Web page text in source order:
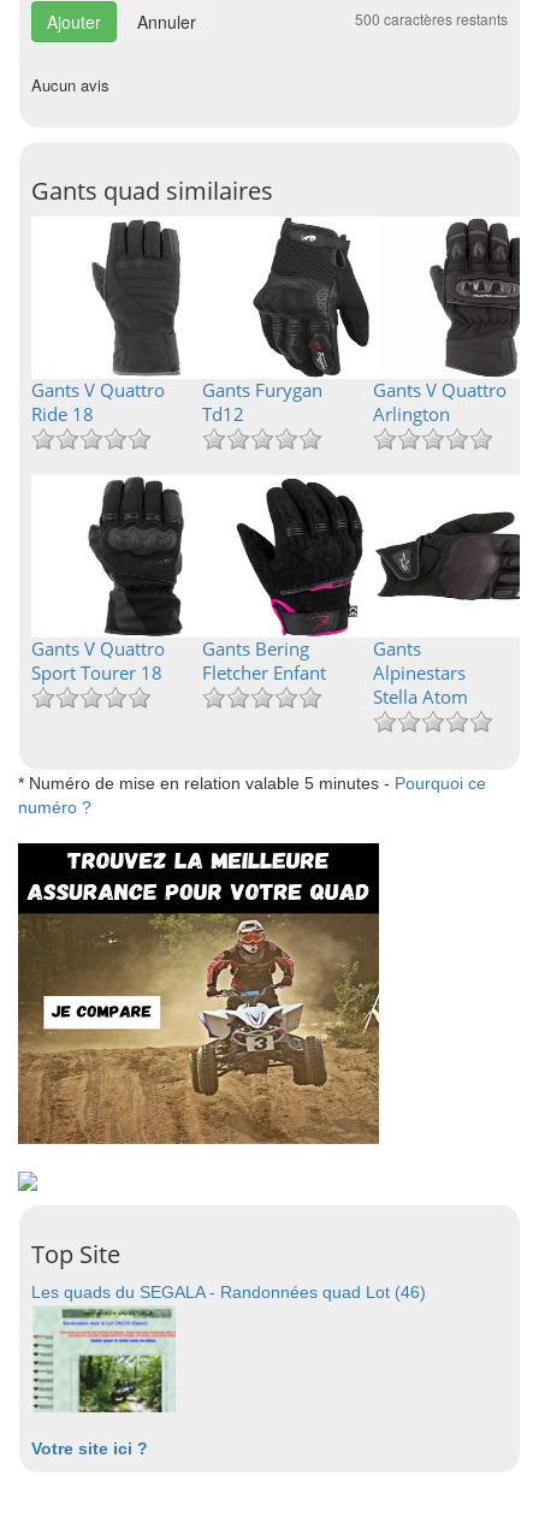
Annuler 500 caractères restants
Aucun avis
Gants quad similaires
Gants V Quattro
Ride 18
Gants Furygan
Td12
Gants V Quattro
Arlington
Gants V Quattro
Sport Tourer 18
Gants Bering
Fletcher Enfant
Gants
Alpinestars
Stella Atom
* Numéro de mise en relation valable 5 minutes - Pourquoi ce
numéro ?
Top Site
Les quads du SEGALA - Randonnées quad Lot (46)
Votre site ici ?